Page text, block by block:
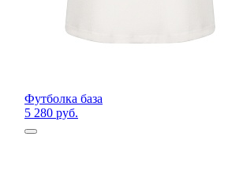
Футболка база
5 280 руб.